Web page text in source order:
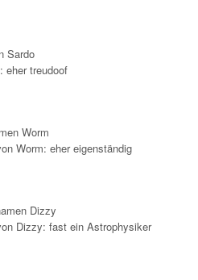
Sardo
eher treudoof
Worm
Worm: eher eigenständig
Dizzy
Dizzy: fast ein Astrophysiker